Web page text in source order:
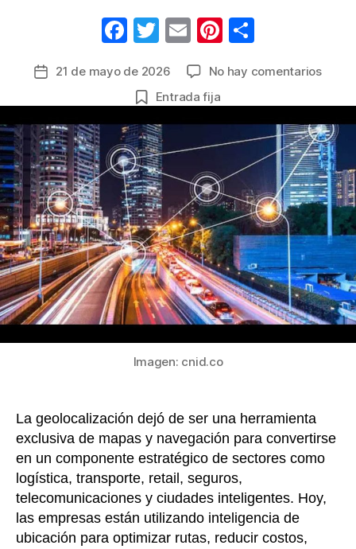
F
c
e
b
o
o
k
T
itt
er
E
ail
Pi
er
e
st
m
p
ar
tir
Fecha
la
entrada
21 de mayo de 2026 No hay comentariosen
la
que
está
la
la
y
el
Entrada fija
Imagen: cnid.co
La geolocalización dejó de ser una herramienta
exclusiva de mapas y navegación para convertirse
en un componente estratégico de sectores como
logística, transporte, retail, seguros,
telecomunicaciones y ciudades inteligentes. Hoy,
las empresas están utilizando inteligencia de
ubicación para optimizar rutas, reducir costos,